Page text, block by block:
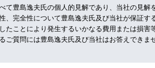
豊島逸夫氏の個人的見解であり、当社の見解
完全性について豊島逸夫氏及び当社が保証す
たことにより発生するいかなる費用または損害
ご質問には豊島逸夫氏及び当社はお答えできま